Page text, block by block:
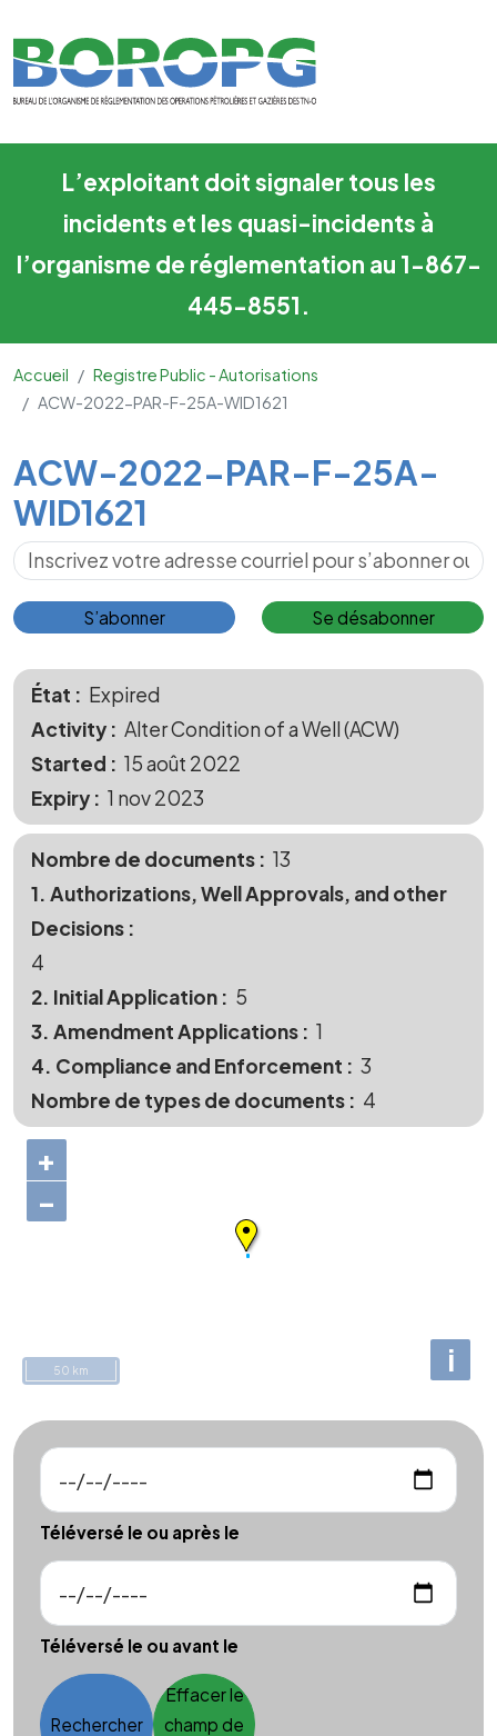
L’exploitant doit signaler tous les
incidents et les quasi-incidents à
l’organisme de réglementation au 1-867-
445-8551.
Accueil
Registre Public - Autorisations
ACW-2022-PAR-F-25A-WID1621
Main Content
ACW-2022-PAR-F-25A-
WID1621
S’abonner pour les mises à jour
S’abonner Se désabonner
État
Expired
Activity
Alter Condition of a Well (ACW)
Started
15 août 2022
Expiry
1 nov 2023
Nombre de documents
13
1. Authorizations, Well Approvals, and other
Decisions
4
2. Initial Application
5
3. Amendment Applications
1
4. Compliance and Enforcement
3
Nombre de types de documents
4
+
−
i
50 km
Téléversé le ou après le
Téléversé le ou avant le
Rechercher
Effacer le
champ de